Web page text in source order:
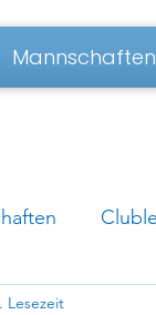
Mannschaften
Lesezeit